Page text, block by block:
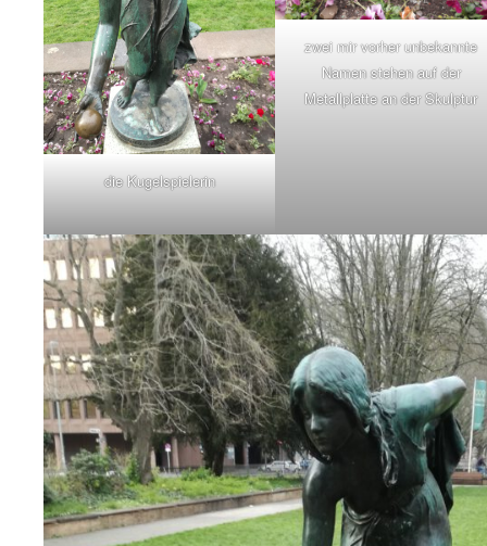
die Kugelspielerin
zwei mir vorher unbekannte
Namen stehen auf der
Metallplatte an der Skulptur